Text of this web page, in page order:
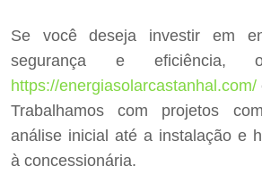
Se você deseja investir em
segurança e
https://energiasolarcastanhal.com/
Trabalhamos com projetos
análise inicial até a instalação e
à concessionária.